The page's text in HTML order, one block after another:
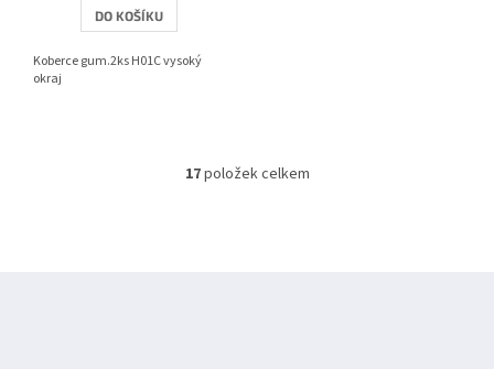
DO KOŠÍKU
Koberce gum.2ks H01C vysoký
okraj
O
17položek celkem